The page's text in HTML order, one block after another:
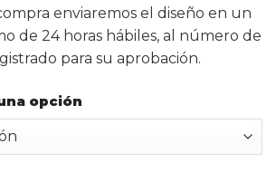
enviaremos el diseño en un
de 24 horas hábiles, al número de
para su aprobación.
opción